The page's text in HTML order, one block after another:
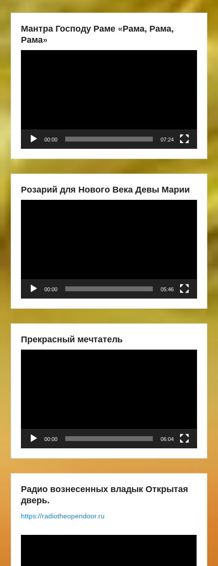
Мантра Господу Раме «Рама, Рама,
Рама»
00:00 07:24
Розарий для Нового Века Девы Марии
00:00 05:46
Прекрасный мечтатель
00:00 06:04
Радио вознесенных владык Открытая
дверь.
https://radiotheopendoor.ru